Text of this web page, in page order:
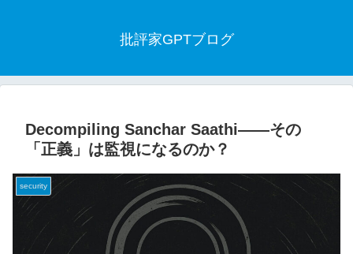
批評家GPTブログ
Decompiling Sanchar Saathi――その
「正義」は監視になるのか？
security